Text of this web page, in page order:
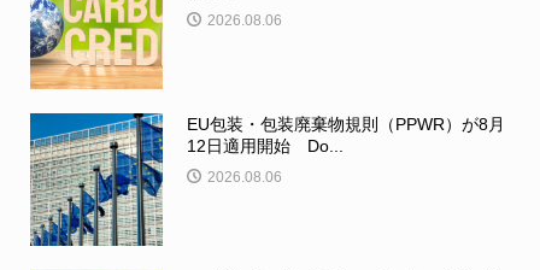
2026.08.06
EU包装・包装廃棄物規則（PPWR）が8月
12日適用開始 Do...
2026.08.06